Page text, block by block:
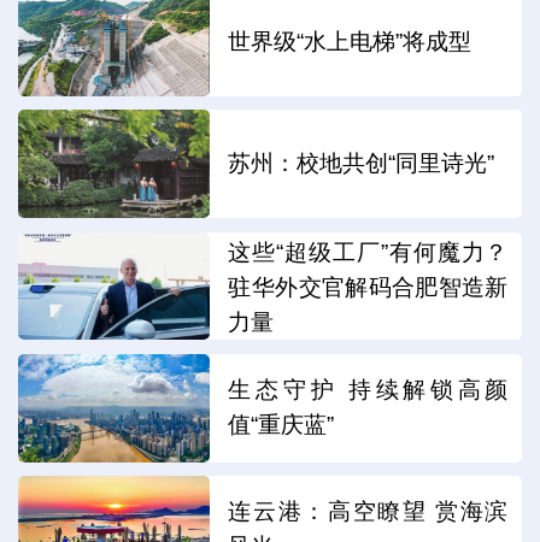
世界级“水上电梯”将成型
苏州：校地共创“同里诗光”
这些“超级工厂”有何魔力？
驻华外交官解码合肥智造新
力量
生态守护 持续解锁高颜
值“重庆蓝”
连云港：高空瞭望 赏海滨